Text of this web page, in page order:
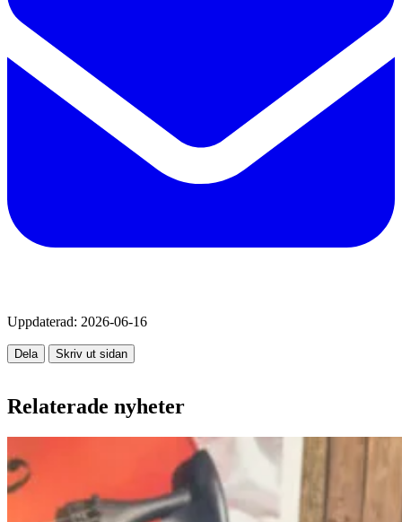
Uppdaterad: 2026-06-16
Dela Skriv ut sidan
Relaterade nyheter